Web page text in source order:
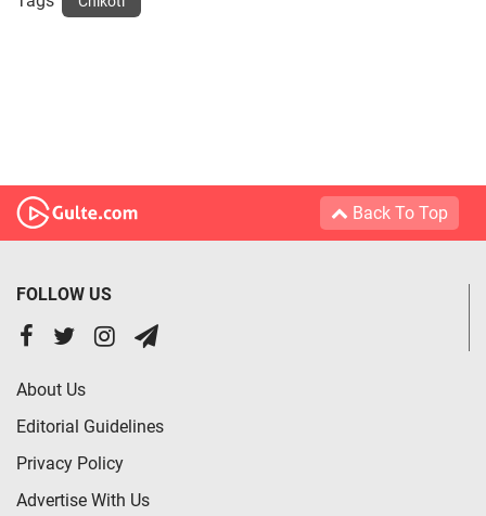
Back To Top
FOLLOW US
About Us
Editorial Guidelines
Privacy Policy
Advertise With Us